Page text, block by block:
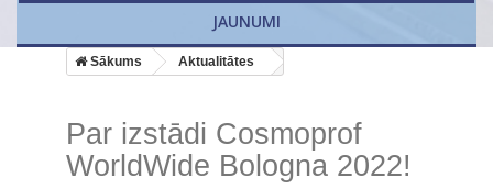
JAUNUMI
Sākums Aktualitātes
Par izstādi Cosmoprof
WorldWide Bologna 2022!